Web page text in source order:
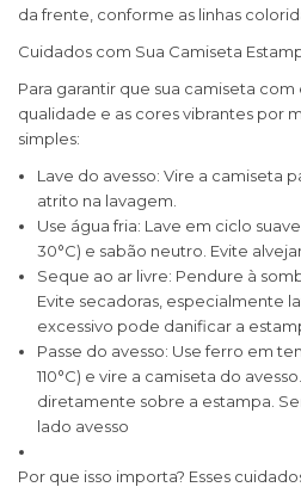
da frente, conforme as linhas
Cuidados com Sua Camiseta
Para garantir que sua camiseta
qualidade e as cores vibrantes por
simples:
Lave do avesso: Vire a camiseta
atrito na lavagem.
Use água fria: Lave em ciclo
30°C) e sabão neutro. Evite
Seque ao ar livre: Pendure à
Evite secadoras, especialmente
excessivo pode danificar a
Passe do avesso: Use ferro em
110°C) e vire a camiseta do
diretamente sobre a estampa.
lado avesso
Por que isso importa? Esses